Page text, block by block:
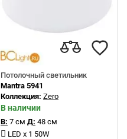
Потолочный светильник
Mantra 5941
Коллекция: Zero
В наличии
В: 7 см Д: 48 см
LED x 1 50W